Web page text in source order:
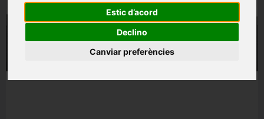
Estic d’acord
Declino
Canviar preferències